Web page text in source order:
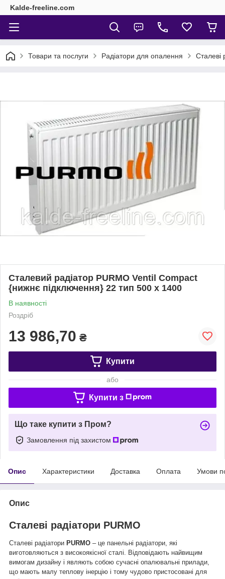
Kalde-freeline.com
Товари та послуги Радіатори для опалення Сталеві
Сталевий радіатор PURMO Ventil Compact
{нижнє підключення} 22 тип 500 х 1400
В наявності
Роздріб
13 986,70 ₴
Купити
або
Купити з
Що таке купити з Пром?
Замовлення під захистом
Опис Характеристики Доставка Оплата Умови
Опис
Сталеві радіатори PURMO
Сталеві радіатори PURMO – це панельні радіатори, які
виготовляються з високоякісної сталі. Відповідають найвищим
вимогам дизайну і являють собою сучасні опалювальні прилади,
що мають малу теплову інерцію і тому чудово пристосовані для